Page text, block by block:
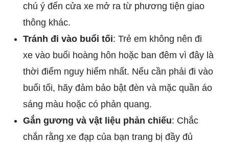
chú ý đến cửa xe mở ra từ phương tiện giao
thông khác.
Tránh đi vào buổi tối: Trẻ em không nên đi
xe vào buổi hoàng hôn hoặc ban đêm vì đây là
thời điểm nguy hiểm nhất. Nếu cần phải đi vào
buổi tối, hãy đảm bảo bật đèn và mặc quần áo
sáng màu hoặc có phản quang.
Gắn gương và vật liệu phản chiếu: Chắc
chắn rằng xe đạp của bạn trang bị đầy đủ